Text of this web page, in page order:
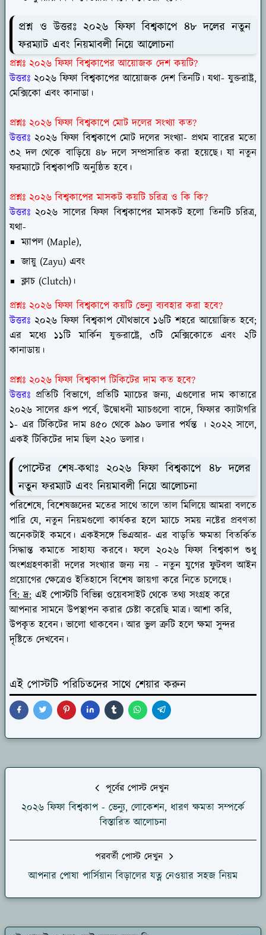
প্রশ্ন ও উত্তরঃ ২০২৬ ফিফা বিশ্বকাপে ৪৮ দলের নতুন
ফরম্যাট এবং নিয়মাবলী নিয়ে আলোচনা
প্রশ্নঃ ২০২৬ ফিফা বিশ্বকাপের আয়োজক দেশ কয়টি?
উত্তরঃ ২০২৬ ফিফা বিশ্বকাপের আয়োজক দেশ তিনটি। যথা- যুক্তরাষ্ট্র,
মেক্সিকো এবং কানাডা।
প্রশ্নঃ ২০২৬ ফিফা বিশ্বকাপে মোট দলের সংখ্যা কত?
উত্তরঃ ২০২৬ ফিফা বিশ্বকাপে মোট দলের সংখ্যা- প্রথম বারের মতো
৩২ দল থেকে বাড়িয়ে ৪৮ দলে সম্প্রসারিত করা হয়েছে। যা নতুন
ফরম্যাটে বিশ্বকাপটি অনুষ্ঠিত হবে।
প্রশ্নঃ ২০২৬ বিশ্বকাপের মাসকট কয়টি চরিত্র ও কি কি?
উত্তরঃ ২০২৬ সালের ফিফা বিশ্বকাপের মাসকট হলো তিনটি চরিত্র,
যথা-
ম্যাপল (Maple),
জায়ু (Zayu) এবং
ক্লাচ (Clutch)।
প্রশ্নঃ ২০২৬ ফিফা বিশ্বকাপে কয়টি ভেন্যু ব্যবহার করা হবে?
উত্তরঃ ২০২৬ ফিফা বিশ্বকাপ যৌথভাবে ১৬টি শহরে আয়োজিত হবে;
এর মধ্যে ১১টি মার্কিন যুক্তরাষ্ট্রে, ৩টি মেক্সিকোতে এবং ২টি
কানাডায়।
প্রশ্নঃ ২০২৬ ফিফা বিশ্বকাপ টিকিটের দাম কত হবে?
উত্তরঃ প্রতিটি বিভাগে, প্রতিটি ম্যাচের জন্য, এগুলোর দাম কাতারে
২০২৬ সালের গ্রুপ পর্বে, উদ্বোধনী ম্যাচগুলো বাদে, ফিফার ক্যাটাগরি
১- এর টিকিটের দাম ৪৫০ থেকে ৯৯০ ডলার পর্যন্ত । ২০২২ সালে,
একই টিকিটের দাম ছিল ২২০ ডলার।
পোস্টের শেষ-কথাঃ ২০২৬ ফিফা বিশ্বকাপে ৪৮ দলের
নতুন ফরম্যাট এবং নিয়মাবলী নিয়ে আলোচনা
পরিশেষে, বিশেষজ্ঞদের মতের সাথে তালে তাল মিলিয়ে আমরা বলতে
পারি যে, নতুন নিয়মগুলো কার্যকর হলে ম্যাচে সময় নষ্টের প্রবণতা
অনেকটাই কমবে। একইসঙ্গে ভিএআর- এর বাড়তি ক্ষমতা বিতর্কিত
সিদ্ধান্ত কমাতে সাহায্য করবে। ফলে ২০২৬ ফিফা বিশ্বকাপ শুধু
অংশগ্রহণকারী দলের সংখ্যার জন্য নয় - নতুন যুগের ফুটবল আইন
প্রয়োগের ক্ষেত্রেও ইতিহাসে বিশেষ জায়গা করে নিতে চলেছে।
বি: দ্র: এই পোস্টটি বিভিন্ন ওয়েবসাইট থেকে তথ্য সংগ্রহ করে
আপনার সামনে উপস্থাপন করার চেষ্টা করেছি মাত্র। আশা করি,
উপকৃত হবেন। ভালো থাকবেন। আর ভুল ত্রুটি হলে ক্ষমা সুন্দর
দৃষ্টিতে দেখবেন।
এই পোস্টটি পরিচিতদের সাথে শেয়ার করুন
পূর্বের পোস্ট দেখুন
২০২৬ ফিফা বিশ্বকাপ - ভেন্যু, লোকেশন, ধারণ ক্ষমতা সম্পর্কে
বিস্তারিত আলোচনা
পরবর্তী পোস্ট দেখুন
আপনার পোষা পার্সিয়ান বিড়ালের যত্ন নেওয়ার সহজ নিয়ম